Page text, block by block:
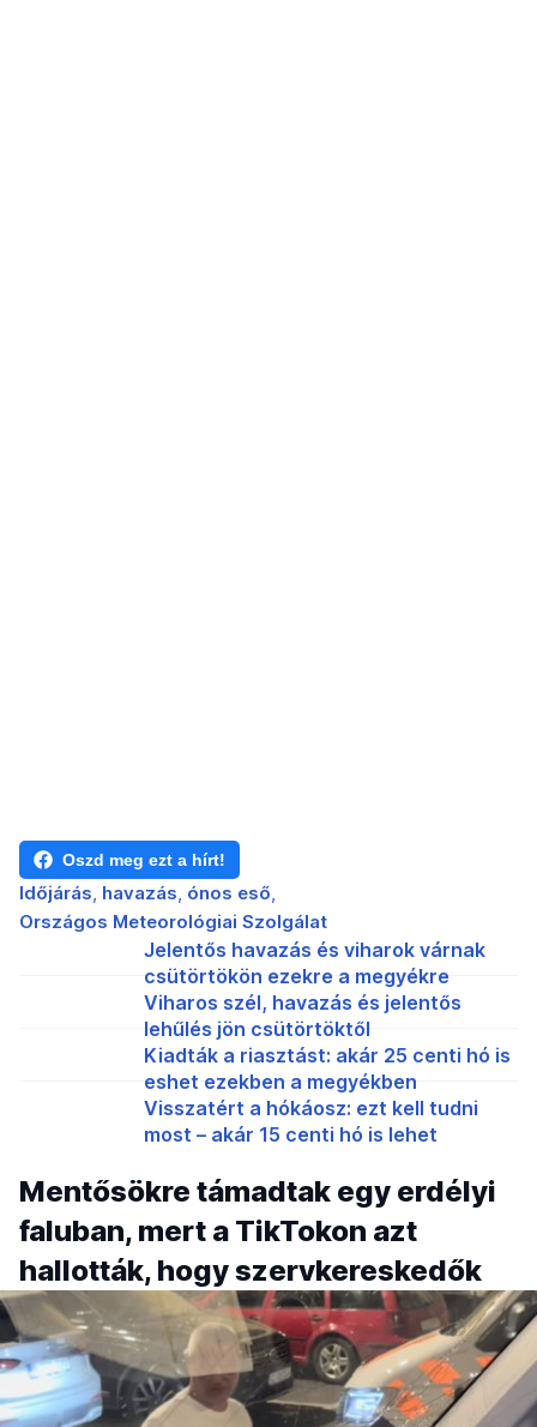
Oszd meg ezt a hírt!
Időjárás havazás ónos eső
Országos Meteorológiai Szolgálat
Jelentős havazás és viharok várnak
csütörtökön ezekre a megyékre
Viharos szél, havazás és jelentős
lehűlés jön csütörtöktől
Kiadták a riasztást: akár 25 centi hó is
eshet ezekben a megyékben
Visszatért a hókáosz: ezt kell tudni
most – akár 15 centi hó is lehet
Mentősökre támadtak egy erdélyi
faluban, mert a TikTokon azt
hallották, hogy szervkereskedők